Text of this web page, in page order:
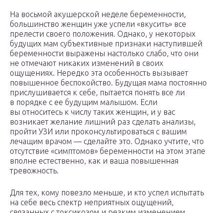
На восьмой акушерской неделе беременности,
большинство женщин уже успели «вкусить» все
прелести своего положения. Однако, у некоторых
будущих мам субъективные признаки наступившей
беременности выражены настолько слабо, что они
не отмечают никаких изменений в своих
ощущениях. Нередко эта особенность вызывает
повышенное беспокойство. Будущая мама постоянно
прислушивается к себе, пытается понять все ли
в порядке с ее будущим малышом. Если
вы относитесь к числу таких женщин, и у вас
возникает желание лишний раз сделать анализы,
пройти УЗИ или проконсультироваться с вашим
лечащим врачом — сделайте это. Однако учтите, что
отсутствие «симптомов» беременности на этом этапе
вполне естественно, как и ваша повышенная
тревожность.
Для тех, кому повезло меньше, и кто успел испытать
на себе весь спектр неприятных ощущений,